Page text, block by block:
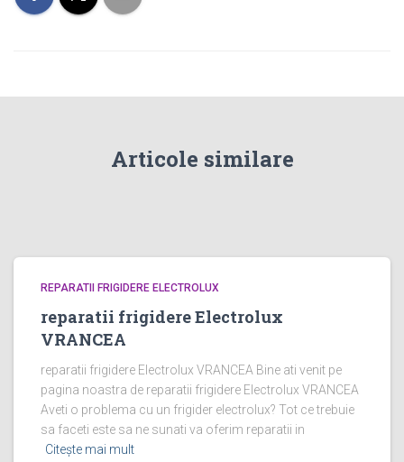
Articole similare
REPARATII FRIGIDERE ELECTROLUX
reparatii frigidere Electrolux
VRANCEA
reparatii frigidere Electrolux VRANCEA Bine ati venit pe
pagina noastra de reparatii frigidere Electrolux VRANCEA
Aveti o problema cu un frigider electrolux? Tot ce trebuie
sa faceti este sa ne sunati va oferim reparatii in
Citește mai mult